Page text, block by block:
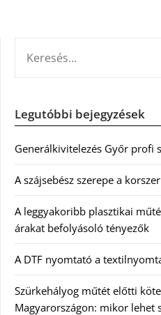
Legutóbbi bejegyzések
Generálkivitelezés Győr profi
A szájsebész szerepe a
A leggyakoribb plasztikai
árakat befolyásoló tényezők
A DTF nyomtató a
Szürkehályog műtét előtti
Magyarországon: mikor lehet